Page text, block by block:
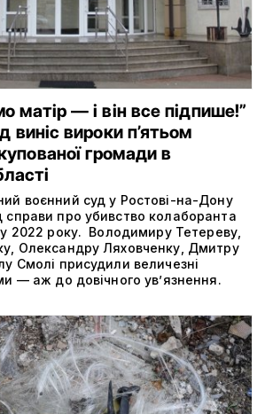
матір — і він все підпише!”
виніс вироки п’ятьом
громади в
воєнний суд у Ростові-на-Дону
справи про убивство колаборанта
2022 року. Володимиру Тетереву,
Олександру Ляховченку, Дмитру
Смолі присудили величезні
— аж до довічного ув’язнення.